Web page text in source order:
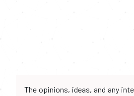
The opinions, ideas, and any